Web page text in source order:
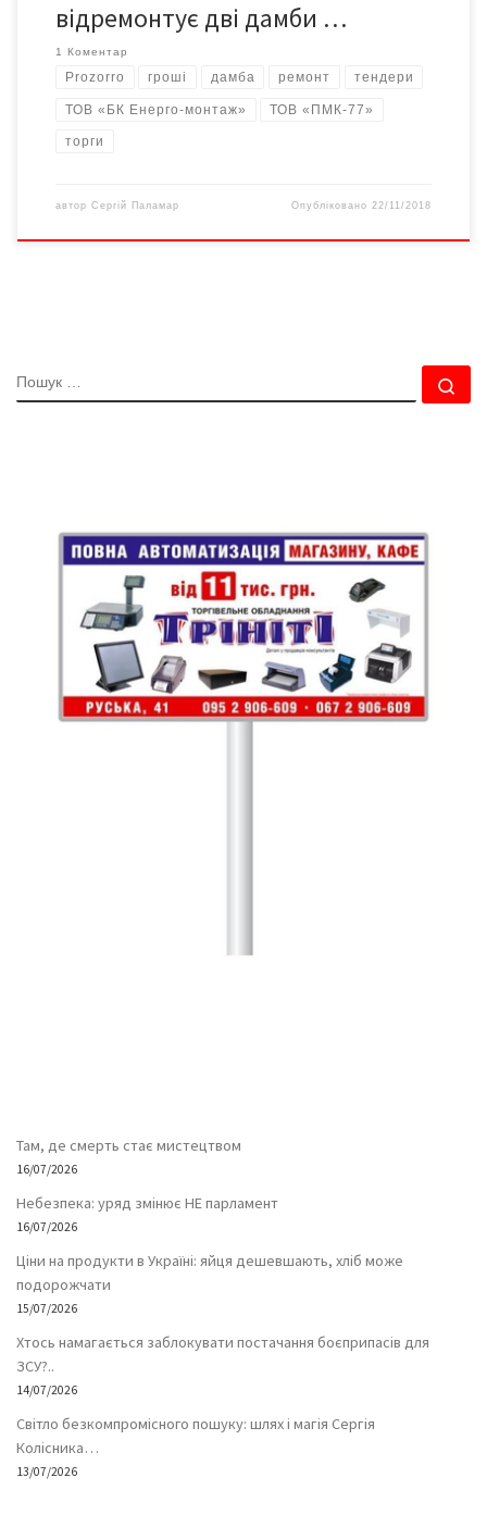
відремонтує дві дамби …
1 Коментар
Prozorro гроші дамба ремонт тендери
ТОВ «БК Енерго-монтаж» ТОВ «ПМК-77»
торги
автор Сергій Паламар Опубліковано22/11/2018
ПОШУК
Там, де смерть стає мистецтвом
16/07/2026
Небезпека: уряд змінює НЕ парламент
16/07/2026
Ціни на продукти в Україні: яйця дешевшають, хліб може
подорожчати
15/07/2026
Хтось намагається заблокувати постачання боєприпасів для
ЗСУ?..
14/07/2026
Світло безкомпромісного пошуку: шлях і магія Сергія
Колісника…
13/07/2026